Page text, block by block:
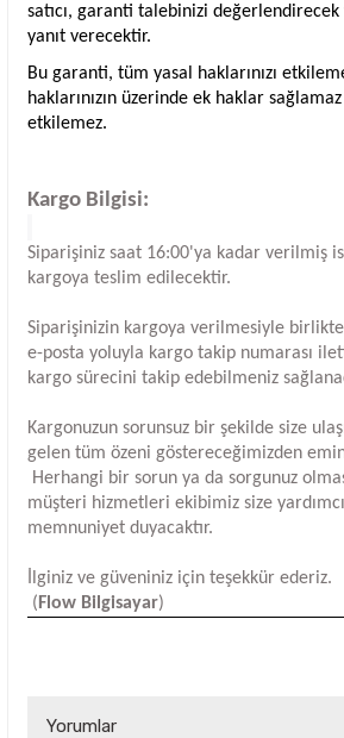
satıcı, garanti talebinizi
yanıt verecektir.
Bu garanti, tüm yasal haklarınızı
haklarınızın üzerinde ek haklar
etkilemez.
Kargo Bilgisi:
Siparişiniz saat 16:00'ya kadar verilmiş
kargoya teslim edilecektir.
Siparişinizin kargoya verilmesiyle birlikte,
e-posta yoluyla kargo takip numarası
kargo sürecini takip edebilmeniz
Kargonuzun sorunsuz bir şekilde size
gelen tüm özeni göstereceğimizden
Herhangi bir sorun ya da sorgunuz
müşteri hizmetleri ekibimiz size
memnuniyet duyacaktır.
İlginiz ve güveniniz için teşekkür ederiz.
( Flow Bilgisayar)
Yorumlar